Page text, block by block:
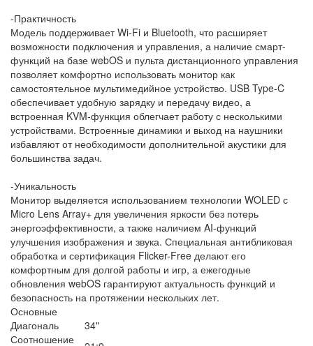
-Практичность
Модель поддерживает Wi-Fi и Bluetooth, что расширяет
возможности подключения и управления, а наличие смарт-
функций на базе webOS и пульта дистанционного управления
позволяет комфортно использовать монитор как
самостоятельное мультимедийное устройство. USB Type-C
обеспечивает удобную зарядку и передачу видео, а
встроенная KVM-функция облегчает работу с несколькими
устройствами. Встроенные динамики и выход на наушники
избавляют от необходимости дополнительной акустики для
большинства задач.
-Уникальность
Монитор выделяется использованием технологии WOLED с
Micro Lens Array+ для увеличения яркости без потерь
энергоэффективности, а также наличием AI-функций
улучшения изображения и звука. Специальная антибликовая
обработка и сертификация Flicker-Free делают его
комфортным для долгой работы и игр, а ежегодные
обновления webOS гарантируют актуальность функций и
безопасность на протяжении нескольких лет.
Основные
Диагональ
34"
Соотношение